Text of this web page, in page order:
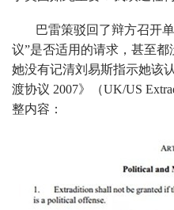
巴雷策驳回了辩方召开
议”是否适用的请求，甚至
她没有记清刘易斯指示她该
渡协议 2007》（UK/US
整内容：